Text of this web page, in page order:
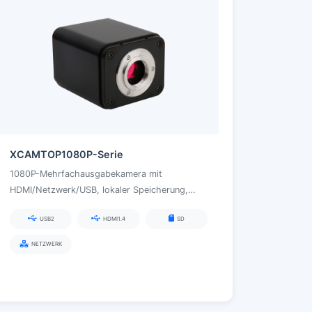
XCAMTOP1080P-Serie
1080P-Mehrfachausgabekamera mit
HDMI/Netzwerk/USB, lokaler Speicherung,
XCamView-Messung für Stereo- und
USB2 HDMI1.4 SD
NETZWERK